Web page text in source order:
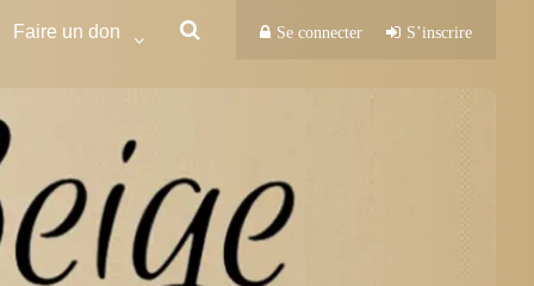
Faire un don Se connecter S’inscrire